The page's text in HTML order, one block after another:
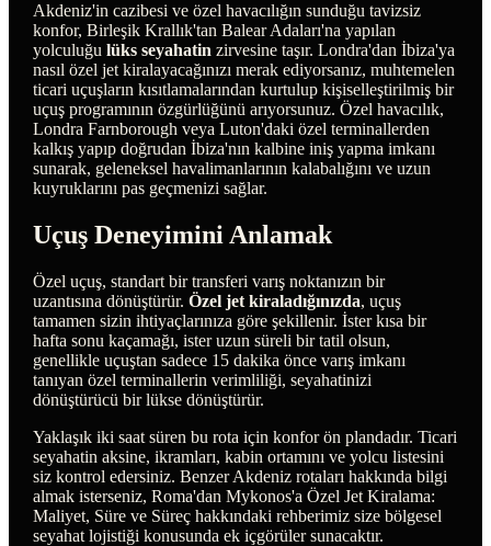
Akdeniz'in cazibesi ve özel havacılığın sunduğu tavizsiz
konfor, Birleşik Krallık'tan Balear Adaları'na yapılan
yolculuğulüks seyahatin zirvesine taşır. Londra'dan İbiza'ya
nasıl özel jet kiralayacağınızı merak ediyorsanız, muhtemelen
ticari uçuşların kısıtlamalarından kurtulup kişiselleştirilmiş bir
uçuş programının özgürlüğünü arıyorsunuz. Özel havacılık,
Londra Farnborough veya Luton'daki özel terminallerden
kalkış yapıp doğrudan İbiza'nın kalbine iniş yapma imkanı
sunarak, geleneksel havalimanlarının kalabalığını ve uzun
kuyruklarını pas geçmenizi sağlar.
Uçuş Deneyimini Anlamak
Özel uçuş, standart bir transferi varış noktanızın bir
uzantısına dönüştürür.Özel jet kiraladığınızda, uçuş
tamamen sizin ihtiyaçlarınıza göre şekillenir. İster kısa bir
hafta sonu kaçamağı, ister uzun süreli bir tatil olsun,
genellikle uçuştan sadece 15 dakika önce varış imkanı
tanıyan özel terminallerin verimliliği, seyahatinizi
dönüştürücü bir lükse dönüştürür.
Yaklaşık iki saat süren bu rota için konfor ön plandadır. Ticari
seyahatin aksine, ikramları, kabin ortamını ve yolcu listesini
siz kontrol edersiniz. Benzer Akdeniz rotaları hakkında bilgi
almak isterseniz, Roma'dan Mykonos'a Özel Jet Kiralama:
Maliyet, Süre ve Süreç hakkındaki rehberimiz size bölgesel
seyahat lojistiği konusunda ek içgörüler sunacaktır.